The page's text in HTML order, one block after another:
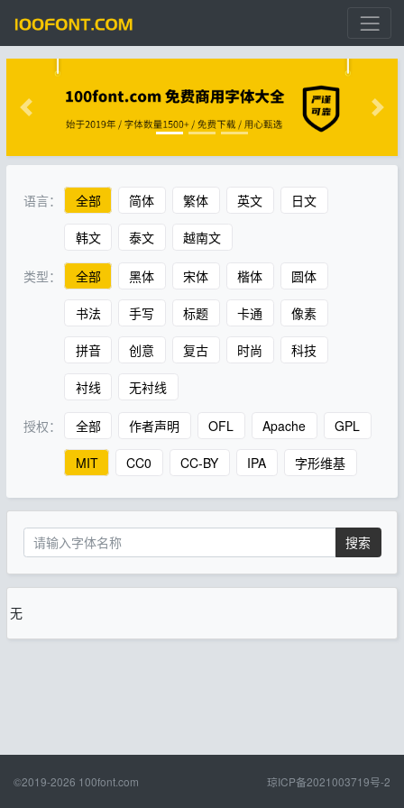
语言： 全部 简体 繁体 英文 日文
韩文 泰文 越南文
类型： 全部 黑体 宋体 楷体 圆体
书法 手写 标题 卡通 像素
拼音 创意 复古 时尚 科技
衬线 无衬线
授权： 全部 作者声明 OFL Apache GPL
MIT CC0 CC-BY IPA 字形维基
搜索
无
©2019-2026 100font.com 琼ICP备2021003719号-2